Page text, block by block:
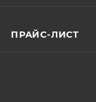
ПРАЙС-ЛИСТ